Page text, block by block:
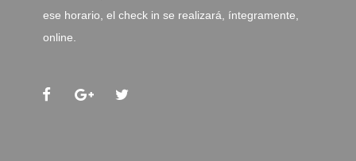
ese horario, el check in se realizará, íntegramente,
online.